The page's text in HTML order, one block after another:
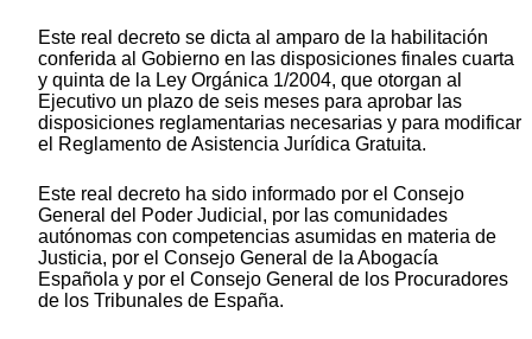
Este real decreto se dicta al amparo de la habilitación
conferida al Gobierno en las disposiciones finales cuarta
y quinta de la Ley Orgánica 1/2004, que otorgan al
Ejecutivo un plazo de seis meses para aprobar las
disposiciones reglamentarias necesarias y para modificar
el Reglamento de Asistencia Jurídica Gratuita.
Este real decreto ha sido informado por el Consejo
General del Poder Judicial, por las comunidades
autónomas con competencias asumidas en materia de
Justicia, por el Consejo General de la Abogacía
Española y por el Consejo General de los Procuradores
de los Tribunales de España.